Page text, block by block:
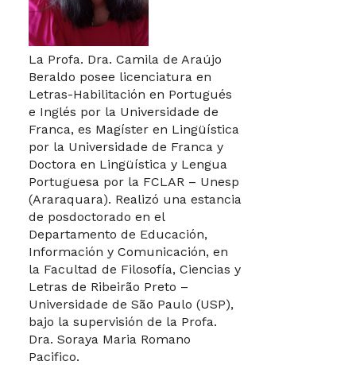
La Profa. Dra. Camila de Araújo
Beraldo posee licenciatura en
Letras-Habilitación en Portugués
e Inglés por la Universidade de
Franca, es Magíster en Lingüística
por la Universidade de Franca y
Doctora en Lingüística y Lengua
Portuguesa por la FCLAR – Unesp
(Araraquara). Realizó una estancia
de posdoctorado en el
Departamento de Educación,
Información y Comunicación, en
la Facultad de Filosofía, Ciencias y
Letras de Ribeirão Preto –
Universidade de São Paulo (USP),
bajo la supervisión de la Profa.
Dra. Soraya Maria Romano
Pacifico.